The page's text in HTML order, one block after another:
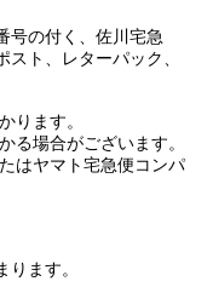
号の付く、佐川宅急
ト、レターパック、
ります。
る場合がございます。
はヤマト宅急便コンパ
ます。